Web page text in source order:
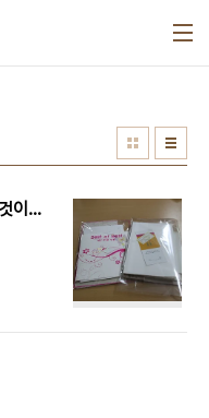
[버블로그 웨딩준비기] 청첩장은 어떤것이 좋은가??